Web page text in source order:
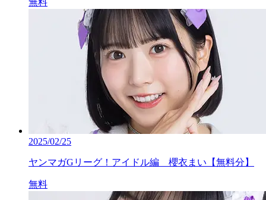
2025/02/25
ヤンマガGリーグ！アイドル編 櫻衣まい【無料分】
無料